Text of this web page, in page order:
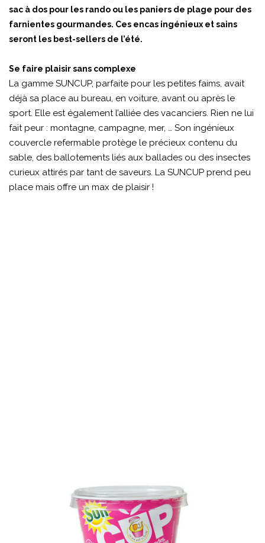
sac à dos pour les rando ou les paniers de plage pour des
farnientes gourmandes. Ces encas ingénieux et sains
seront les best-sellers de l’été.
Se faire plaisir sans complexe
La gamme SUNCUP, parfaite pour les petites faims, avait
déjà sa place au bureau, en voiture, avant ou après le
sport. Elle est également l’alliée des vacanciers. Rien ne lui
fait peur : montagne, campagne, mer, … Son ingénieux
couvercle refermable protège le précieux contenu du
sable, des ballotements liés aux ballades ou des insectes
curieux attirés par tant de saveurs. La SUNCUP prend peu
place mais offre un max de plaisir !